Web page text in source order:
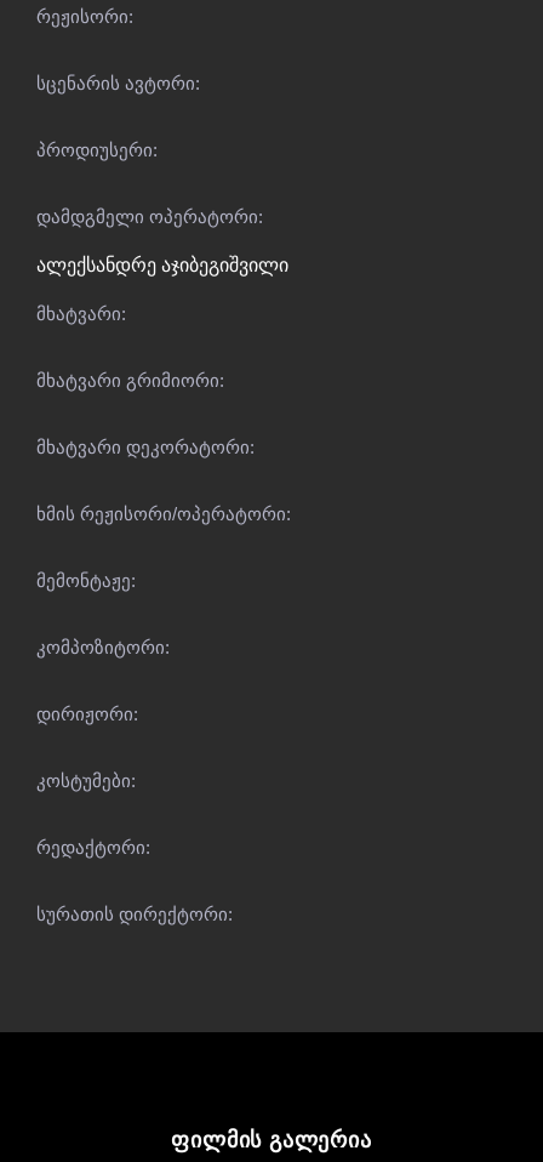
რეჟისორი:
სცენარის ავტორი:
პროდიუსერი:
დამდგმელი ოპერატორი:
ალექსანდრე აჯიბეგიშვილი
მხატვარი:
მხატვარი გრიმიორი:
მხატვარი დეკორატორი:
ხმის რეჟისორი/ოპერატორი:
მემონტაჟე:
კომპოზიტორი:
დირიჟორი:
კოსტუმები:
რედაქტორი:
სურათის დირექტორი:
ფილმის გალერია